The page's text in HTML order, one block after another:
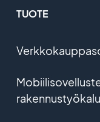
TUOTE
rakennustyökalu